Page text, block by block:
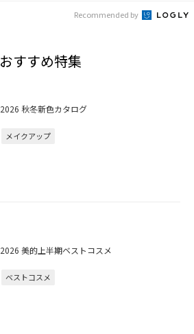
Recommended by
おすすめ特集
2026 秋冬新色カタログ
メイクアップ
2026 美的上半期ベストコスメ
ベストコスメ